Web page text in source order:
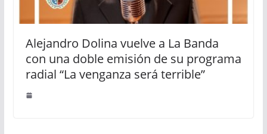
Alejandro Dolina vuelve a La Banda
con una doble emisión de su programa
radial “La venganza será terrible”